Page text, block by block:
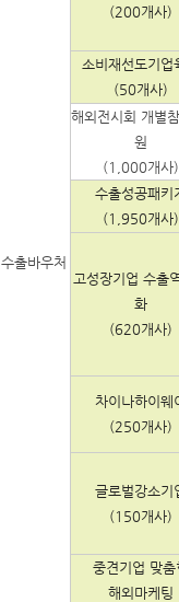
수출바우처
(200개사)
소비재선도기업
(50개사)
해외전시회 개별
원
(1,000개사)
수출성공패키
(1,950개사)
고성장기업 수출
화
(620개사)
차이나하이웨
(250개사)
글로벌강소기
(150개사)
중견기업 맞춤
해외마케팅